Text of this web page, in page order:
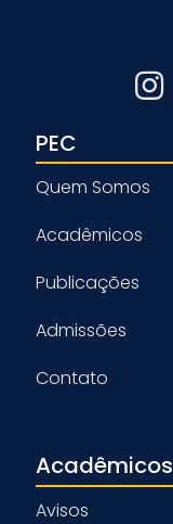
PEC
Quem Somos
Acadêmicos
Publicações
Admissões
Contato
Acadêmicos
Avisos